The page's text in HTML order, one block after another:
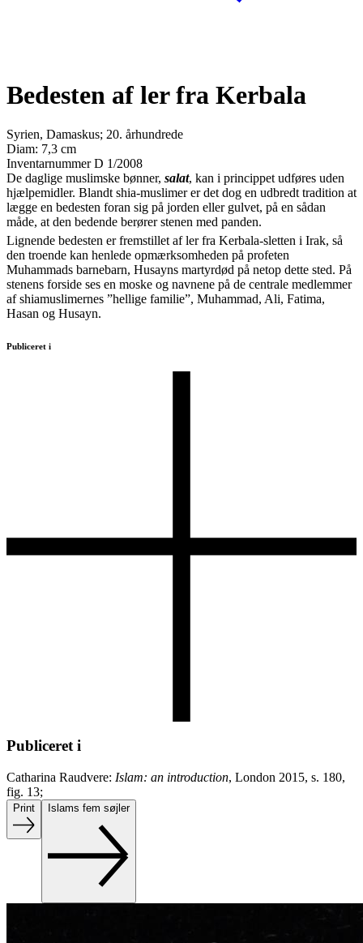
Bedesten af ler fra Kerbala
Syrien, Damaskus; 20. århundrede
Diam: 7,3 cm
Inventarnummer D 1/2008
De daglige muslimske bønner, salat, kan i princippet udføres uden
hjælpemidler. Blandt shia-muslimer er det dog en udbredt tradition at
lægge en bedesten foran sig på jorden eller gulvet, på en sådan
måde, at den bedende berører stenen med panden.
Lignende bedesten er fremstillet af ler fra Kerbala-sletten i Irak, så
den troende kan henlede opmærksomheden på profeten
Muhammads barnebarn, Husayns martyrdød på netop dette sted. På
stenens forside ses en moske og navnene på de centrale medlemmer
af shiamuslimernes ”hellige familie”, Muhammad, Ali, Fatima,
Hasan og Husayn.
Publiceret i
Publiceret i
Catharina Raudvere: Islam: an introduction, London 2015, s. 180,
fig. 13;
Print Islams fem søjler